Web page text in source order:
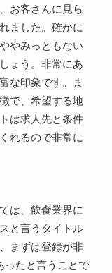
お客さんに見ら
ました。確かに
やみっともない
ょう。非常にあ
な印象です。ま
で、希望する地
は求人先と条件
れるので非常に
は、飲食業界に
と言うタイトル
まずは登録が非
ったと言うことで